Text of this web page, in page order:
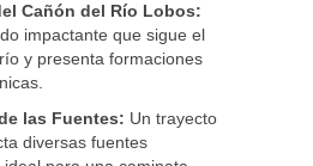
Cañón del Río Lobos:
impactante que sigue el
y presenta formaciones
las Fuentes: Un trayecto
diversas fuentes